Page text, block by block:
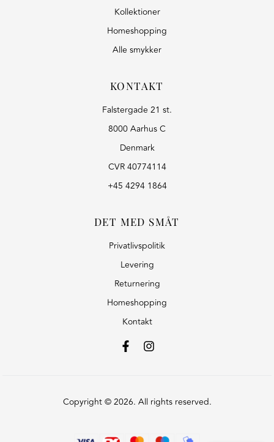
Kollektioner
Homeshopping
Alle smykker
KONTAKT
Falstergade 21 st.
8000 Aarhus C
Denmark
CVR 40774114
+45 4294 1864
DET MED SMÅT
Privatlivspolitik
Levering
Returnering
Homeshopping
Kontakt
Copyright © 2026. All rights reserved.